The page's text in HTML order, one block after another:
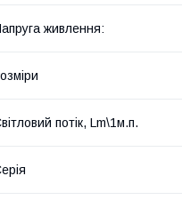
живлення:
потік, Lm\1м.п.